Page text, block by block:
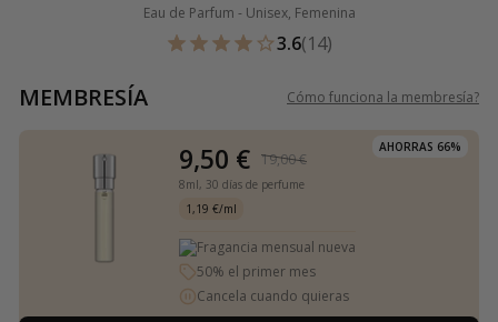
Eau de Parfum - Unisex, Femenina
3.6(14)
MEMBRESÍA Cómo funciona la membresía?
AHORRAS 66%
9,50 € 19,00 €
8ml, 30 días de perfume
1,19 €/ml
Fragancia mensual nueva
50% el primer mes
Cancela cuando quieras